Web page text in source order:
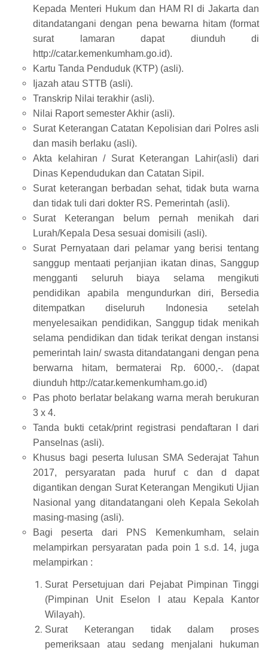
Kepada Menteri Hukum dan HAM RI di Jakarta dan
ditandatangani dengan pena bewarna hitam (format
surat lamaran dapat diunduh di
http://catar.kemenkumham.go.id).
Kartu Tanda Penduduk (KTP) (asli).
Ijazah atau STTB (asli).
Transkrip Nilai terakhir (asli).
Nilai Raport semester Akhir (asli).
Surat Keterangan Catatan Kepolisian dari Polres asli
dan masih berlaku (asli).
Akta kelahiran / Surat Keterangan Lahir(asli) dari
Dinas Kependudukan dan Catatan Sipil.
Surat keterangan berbadan sehat, tidak buta warna
dan tidak tuli dari dokter RS. Pemerintah (asli).
Surat Keterangan belum pernah menikah dari
Lurah/Kepala Desa sesuai domisili (asli).
Surat Pernyataan dari pelamar yang berisi tentang
sanggup mentaati perjanjian ikatan dinas, Sanggup
mengganti seluruh biaya selama mengikuti
pendidikan apabila mengundurkan diri, Bersedia
ditempatkan diseluruh Indonesia setelah
menyelesaikan pendidikan, Sanggup tidak menikah
selama pendidikan dan tidak terikat dengan instansi
pemerintah lain/ swasta ditandatangani dengan pena
berwarna hitam, bermaterai Rp. 6000,-. (dapat
diunduh http://catar.kemenkumham.go.id)
Pas photo berlatar belakang warna merah berukuran
3 x 4.
Tanda bukti cetak/print registrasi pendaftaran I dari
Panselnas (asli).
Khusus bagi peserta lulusan SMA Sederajat Tahun
2017, persyaratan pada huruf c dan d dapat
digantikan dengan Surat Keterangan Mengikuti Ujian
Nasional yang ditandatangani oleh Kepala Sekolah
masing-masing (asli).
Bagi peserta dari PNS Kemenkumham, selain
melampirkan persyaratan pada poin 1 s.d. 14, juga
melampirkan :
Surat Persetujuan dari Pejabat Pimpinan Tinggi
(Pimpinan Unit Eselon I atau Kepala Kantor
Wilayah).
Surat Keterangan tidak dalam proses
pemeriksaan atau sedang menjalani hukuman